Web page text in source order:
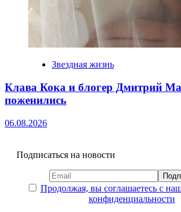
Звездная жизнь
Клава Кока и блогер Дмитрий
поженились
06.08.2026
Подписаться на новости
Продолжая, вы соглашаетесь с
конфиденциальности